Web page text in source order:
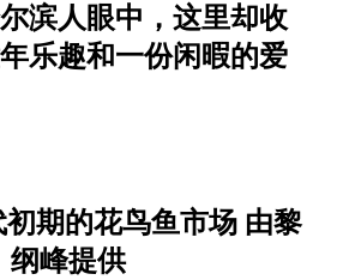
滨人眼中，这里却收
乐趣和一份闲暇的爱
期的花鸟鱼市场 由黎
纲峰提供